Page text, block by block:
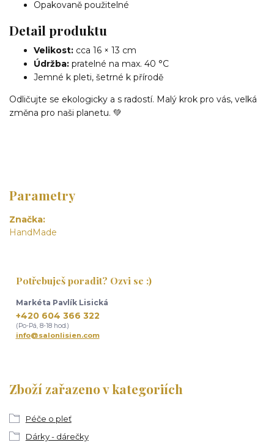
Opakovaně použitelné
Detail produktu
Velikost: cca 16 × 13 cm
Údržba: pratelné na max. 40 °C
Jemné k pleti, šetrné k přírodě
Odličujte se ekologicky a s radostí. Malý krok pro vás, velká
změna pro naši planetu. 💚
Parametry
Značka
HandMade
Zboží zařazeno v kategoriích
Péče o pleť
Dárky - dárečky
Potřebuješ poradit? Ozvi se :)
Markéta Pavlík Lisická
+420 604 366 322
(Po-Pá, 8-18 hod.)
info@salonlisien.com